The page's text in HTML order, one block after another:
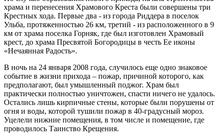
храма и перенесения Храмового Креста были совершены три
Крестных хода. Первые два - из города Риддера в поселок
Ульба, протяженностью 26 км, третий - из расположенного в 9
км от храма поселка Горняк, где был изготовлен Храмовый
крест, до храма Пресвятой Богородицы в честь Ее иконы
«Нечаянная Радость».
В ночь на 24 января 2008 года, случилось еще одно знаковое
событие в жизни прихода – пожар, причиной которого, как
предполагают, был умышленный поджог. Храм был
практически полностью уничтожен, спасти ничего не удалось.
Остались лишь кирпичные стены, которые были порушены от
огня и воды, которой тушили пожар в 40-градусный мороз.
Уцелели нижние помещения, в том числе и помещение, где
проводилось Таинство Крещения.